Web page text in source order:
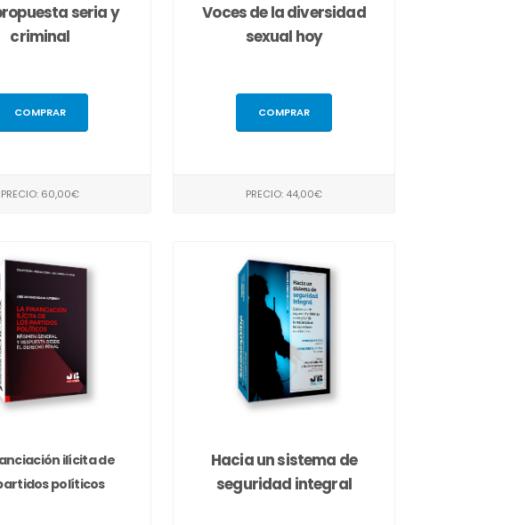
seria y
criminal
COMPRAR
PRECIO: 60,00€
Voces de la diversidad
sexual hoy
COMPRAR
PRECIO: 44,00€
ilícita de
políticos
Hacia un sistema de
seguridad integral